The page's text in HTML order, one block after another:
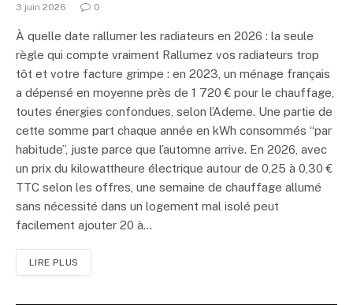
3 juin 2026 0
À quelle date rallumer les radiateurs en 2026 : la seule
règle qui compte vraiment Rallumez vos radiateurs trop
tôt et votre facture grimpe : en 2023, un ménage français
a dépensé en moyenne près de 1 720 € pour le chauffage,
toutes énergies confondues, selon l’Ademe. Une partie de
cette somme part chaque année en kWh consommés “par
habitude”, juste parce que l’automne arrive. En 2026, avec
un prix du kilowattheure électrique autour de 0,25 à 0,30 €
TTC selon les offres, une semaine de chauffage allumé
sans nécessité dans un logement mal isolé peut
facilement ajouter 20 à…
LIRE PLUS